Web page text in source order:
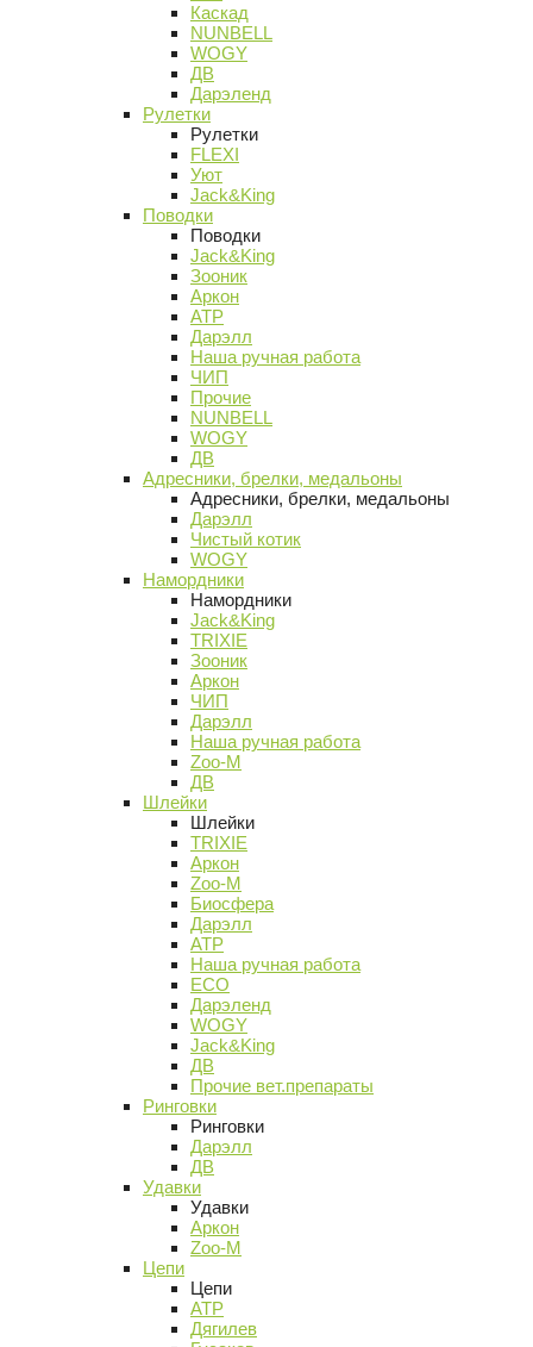
Каскад
NUNBELL
WOGY
ДВ
Дарэленд
Рулетки
Рулетки
FLEXI
Уют
Jack&King
Поводки
Поводки
Jack&King
Зооник
Аркон
АТР
Дарэлл
Наша ручная работа
ЧИП
Прочие
NUNBELL
WOGY
ДВ
Адресники, брелки, медальоны
Адресники, брелки, медальоны
Дарэлл
Чистый котик
WOGY
Намордники
Намордники
Jack&King
TRIXIE
Зооник
Аркон
ЧИП
Дарэлл
Наша ручная работа
Zoo-M
ДВ
Шлейки
Шлейки
TRIXIE
Аркон
Zoo-M
Биосфера
Дарэлл
АТР
Наша ручная работа
ECO
Дарэленд
WOGY
Jack&King
ДВ
Прочие вет.препараты
Ринговки
Ринговки
Дарэлл
ДВ
Удавки
Удавки
Аркон
Zoo-M
Цепи
Цепи
АТР
Дягилев